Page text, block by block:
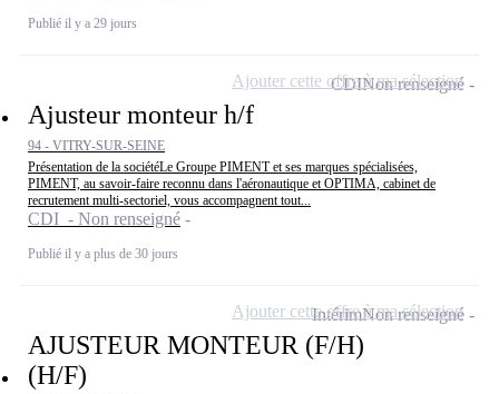
Publié il y a 29 jours
Ajusteur monteur h/f
94 - VITRY-SUR-SEINE
Présentation de la sociétéLe Groupe PIMENT et ses marques spécialisées,
PIMENT, au savoir-faire reconnu dans l'aéronautique et OPTIMA, cabinet de
recrutement multi-sectoriel, vous accompagnent tout...
CDI - Non renseigné
Publié il y a plus de 30 jours
CDINon renseigné
Ajouter cette offre à ma sélection
AJUSTEUR MONTEUR (F/H)
(H/F)
IntérimNon renseigné
Ajouter cette offre à ma sélection